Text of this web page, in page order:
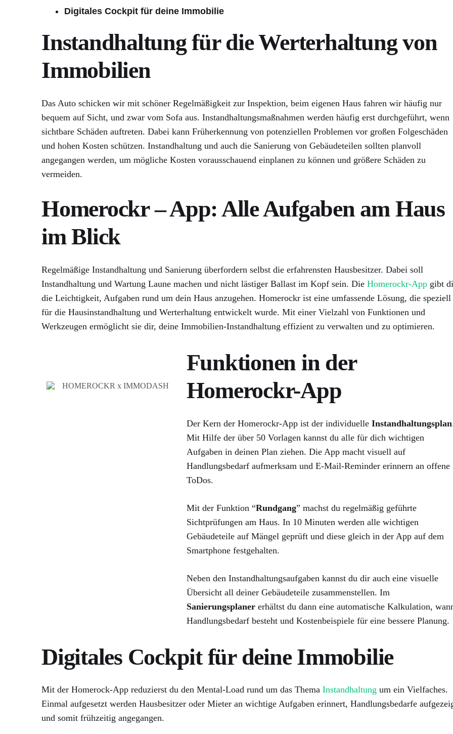
Digitales Cockpit für deine Immobilie
Instandhaltung für die Werterhaltung von
Immobilien
Das Auto schicken wir mit schöner Regelmäßigkeit zur Inspektion, beim eigenen Haus fahren wir häufig nur
bequem auf Sicht, und zwar vom Sofa aus. Instandhaltungsmaßnahmen werden häufig erst durchgeführt, wenn
sichtbare Schäden auftreten. Dabei kann Früherkennung von potenziellen Problemen vor großen Folgeschäden
und hohen Kosten schützen. Instandhaltung und auch die Sanierung von Gebäudeteilen sollten planvoll
angegangen werden, um mögliche Kosten vorausschauend einplanen zu können und größere Schäden zu
vermeiden.
Homerockr – App: Alle Aufgaben am Haus
im Blick
Regelmäßige Instandhaltung und Sanierung überfordern selbst die erfahrensten Hausbesitzer. Dabei soll
Instandhaltung und Wartung Laune machen und nicht lästiger Ballast im Kopf sein. Die Homerockr-App gibt
die Leichtigkeit, Aufgaben rund um dein Haus anzugehen. Homerockr ist eine umfassende Lösung, die speziell
für die Hausinstandhaltung und Werterhaltung entwickelt wurde. Mit einer Vielzahl von Funktionen und
Werkzeugen ermöglicht sie dir, deine Immobilien-Instandhaltung effizient zu verwalten und zu optimieren.
Funktionen in der
Homerockr-App
Der Kern der Homerockr-App ist der individuelle Instandhaltungsplan
Mit Hilfe der über 50 Vorlagen kannst du alle für dich wichtigen
Aufgaben in deinen Plan ziehen. Die App macht visuell auf
Handlungsbedarf aufmerksam und E-Mail-Reminder erinnern an offene
ToDos.
Mit der Funktion “Rundgang” machst du regelmäßig geführte
Sichtprüfungen am Haus. In 10 Minuten werden alle wichtigen
Gebäudeteile auf Mängel geprüft und diese gleich in der App auf dem
Smartphone festgehalten.
Neben den Instandhaltungsaufgaben kannst du dir auch eine visuelle
Übersicht all deiner Gebäudeteile zusammenstellen. Im
Sanierungsplaner erhältst du dann eine automatische Kalkulation,
Handlungsbedarf besteht und Kostenbeispiele für eine bessere Planung.
Digitales Cockpit für deine Immobilie
Mit der Homerock-App reduzierst du den Mental-Load rund um das Thema Instandhaltung um ein Vielfaches.
Einmal aufgesetzt werden Hausbesitzer oder Mieter an wichtige Aufgaben erinnert, Handlungsbedarfe
und somit frühzeitig angegangen.